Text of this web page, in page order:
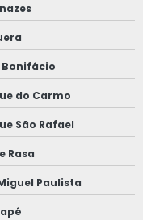
Bonifácio
do Carmo
São Rafael
Rasa
Paulista